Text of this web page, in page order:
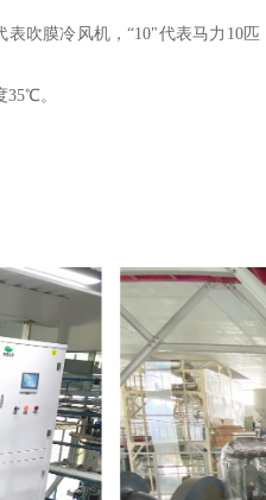
表吹膜冷风机，“10"代表马力10
。